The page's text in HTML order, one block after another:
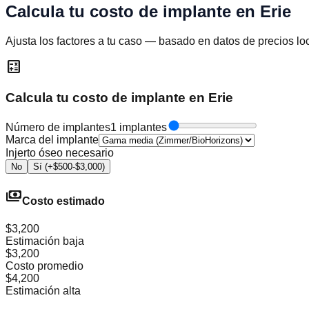
Calcula tu costo de implante en Erie
Ajusta los factores a tu caso — basado en datos de precios
calculate
Calcula tu costo de implante en Erie
Número de implantes1 implantes
Marca del implante
Injerto óseo necesario
No Sí (+$500-$3,000)
paymentsCosto estimado
$3,200
Estimación baja
$3,200
Costo promedio
$4,200
Estimación alta